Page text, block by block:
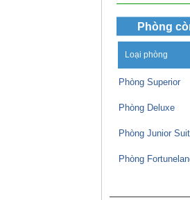
Phòng
Loại phòng
Phòng Superior
Phòng Deluxe
Phòng Junior
Phòng